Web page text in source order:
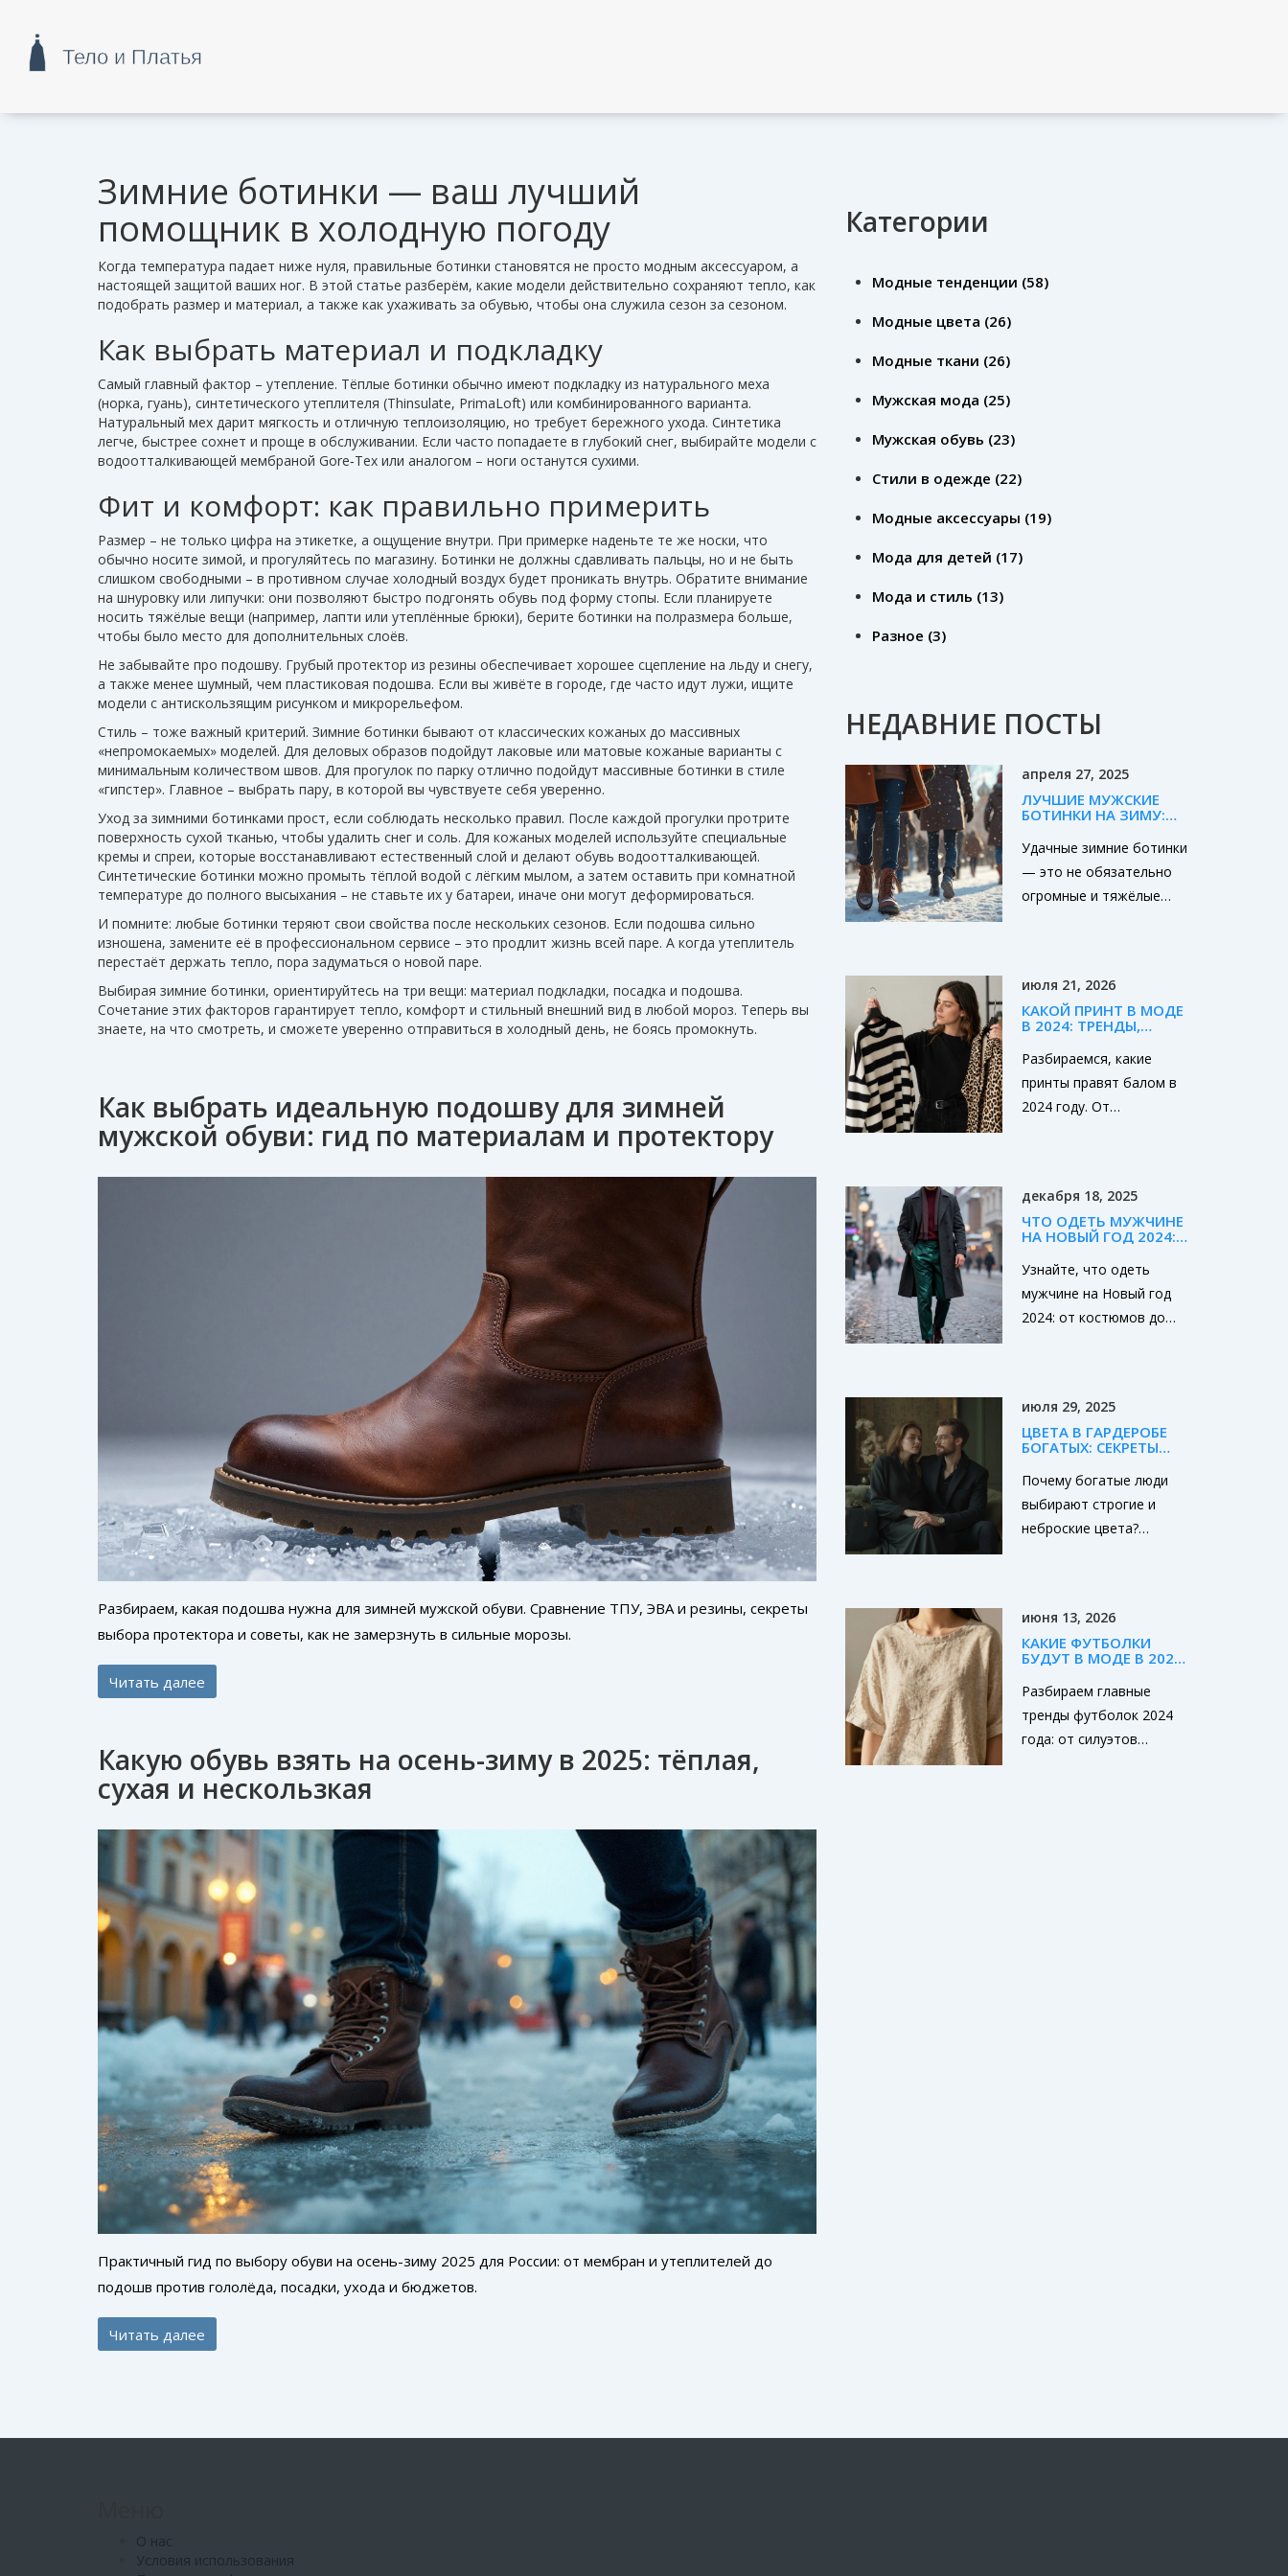
Зимние ботинки — ваш лучший
помощник в холодную погоду
Когда температура падает ниже нуля, правильные ботинки становятся не просто модным аксессуаром, а
настоящей защитой ваших ног. В этой статье разберём, какие модели действительно сохраняют тепло, как
подобрать размер и материал, а также как ухаживать за обувью, чтобы она служила сезон за сезоном.
Как выбрать материал и подкладку
Самый главный фактор – утепление. Тёплые ботинки обычно имеют подкладку из натурального меха
(норка, гуань), синтетического утеплителя (Thinsulate, PrimaLoft) или комбинированного варианта.
Натуральный мех дарит мягкость и отличную теплоизоляцию, но требует бережного ухода. Синтетика
легче, быстрее сохнет и проще в обслуживании. Если часто попадаете в глубокий снег, выбирайте модели с
водоотталкивающей мембраной Gore‑Tex или аналогом – ноги останутся сухими.
Фит и комфорт: как правильно примерить
Размер – не только цифра на этикетке, а ощущение внутри. При примерке наденьте те же носки, что
обычно носите зимой, и прогуляйтесь по магазину. Ботинки не должны сдавливать пальцы, но и не быть
слишком свободными – в противном случае холодный воздух будет проникать внутрь. Обратите внимание
на шнуровку или липучки: они позволяют быстро подгонять обувь под форму стопы. Если планируете
носить тяжёлые вещи (например, лапти или утеплённые брюки), берите ботинки на полразмера больше,
чтобы было место для дополнительных слоёв.
Не забывайте про подошву. Грубый протектор из резины обеспечивает хорошее сцепление на льду и снегу,
а также менее шумный, чем пластиковая подошва. Если вы живёте в городе, где часто идут лужи, ищите
модели с антискользящим рисунком и микрорельефом.
Стиль – тоже важный критерий. Зимние ботинки бывают от классических кожаных до массивных
«непромокаемых» моделей. Для деловых образов подойдут лаковые или матовые кожаные варианты с
минимальным количеством швов. Для прогулок по парку отлично подойдут массивные ботинки в стиле
«гипстер». Главное – выбрать пару, в которой вы чувствуете себя уверенно.
Уход за зимними ботинками прост, если соблюдать несколько правил. После каждой прогулки протрите
поверхность сухой тканью, чтобы удалить снег и соль. Для кожаных моделей используйте специальные
кремы и спреи, которые восстанавливают естественный слой и делают обувь водоотталкивающей.
Синтетические ботинки можно промыть тёплой водой с лёгким мылом, а затем оставить при комнатной
температуре до полного высыхания – не ставьте их у батареи, иначе они могут деформироваться.
И помните: любые ботинки теряют свои свойства после нескольких сезонов. Если подошва сильно
изношена, замените её в профессиональном сервисе – это продлит жизнь всей паре. А когда утеплитель
перестаёт держать тепло, пора задуматься о новой паре.
Выбирая зимние ботинки, ориентируйтесь на три вещи: материал подкладки, посадка и подошва.
Сочетание этих факторов гарантирует тепло, комфорт и стильный внешний вид в любой мороз. Теперь вы
знаете, на что смотреть, и сможете уверенно отправиться в холодный день, не боясь промокнуть.
Как выбрать идеальную подошву для зимней
мужской обуви: гид по материалам и протектору
Разбираем, какая подошва нужна для зимней мужской обуви. Сравнение ТПУ, ЭВА и резины, секреты
выбора протектора и советы, как не замерзнуть в сильные морозы.
Читать далее
Какую обувь взять на осень-зиму в 2025: тёплая,
сухая и нескользкая
Практичный гид по выбору обуви на осень-зиму 2025 для России: от мембран и утеплителей до
подошв против гололёда, посадки, ухода и бюджетов.
Читать далее
Категории
Модные тенденции (58)
Модные цвета (26)
Модные ткани (26)
Мужская мода (25)
Мужская обувь (23)
Стили в одежде (22)
Модные аксессуары (19)
Мода для детей (17)
Мода и стиль (13)
Разное (3)
НЕДАВНИЕ ПОСТЫ
апреля 27, 2025
ЛУЧШИЕ МУЖСКИЕ
БОТИНКИ НА ЗИМУ:
ПРАВИЛЬНО
Удачные зимние ботинки
— это не обязательно
огромные и тяжёлые
на какую подошву
ориентироваться и какой
фасон удобнее для
города и загородных
прогулок. В этой статье
всё разложено по
натуральной кожей и
искусственными
поймёте, как не
замёрзнуть, не
промокнуть и не
помогут купить лучшие
ваших нужд.
июля 21, 2026
КАКОЙ ПРИНТ В МОДЕ
В 2024: ТРЕНДЫ,
НАМИ
Разбираемся, какие
принты правят балом в
2024 году. От
стильно и без ошибок.
декабря 18, 2025
ЧТО ОДЕТЬ МУЖЧИНЕ
НА НОВЫЙ ГОД 2024:
БЕЗ ОШИБОК
Узнайте, что одеть
мужчине на Новый год
2024: от костюмов до
пафоса. Модные цвета,
правильные ткани и
работают в Москве.
июля 29, 2025
ЦВЕТА В ГАРДЕРОБЕ
БОГАТЫХ: СЕКРЕТЫ
Почему богатые люди
выбирают строгие и
неброские цвета?
гардероба.
июня 13, 2026
КАКИЕ ФУТБОЛКИ
БУДУТ В МОДЕ В 2024
И СТИЛИ
Разбираем главные
тренды футболок 2024
года: от силуэтов
О нас
Условия использования